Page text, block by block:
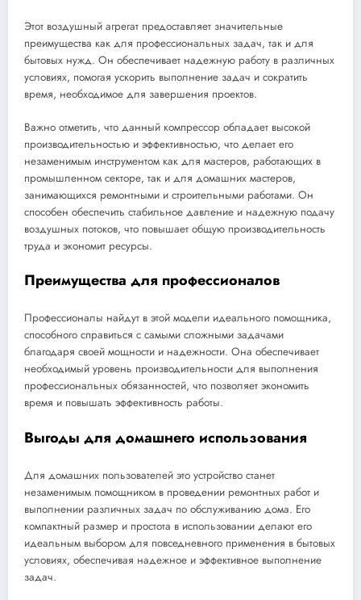
Этот воздушный агрегат предоставляет значительные
преимущества как для профессиональных задач, так и для
бытовых нужд. Он обеспечивает надежную работу в различных
условиях, помогая ускорить выполнение задач и сократить
время, необходимое для завершения проектов.
Важно отметить, что данный компрессор обладает высокой
производительностью и эффективностью, что делает его
незаменимым инструментом как для мастеров, работающих в
промышленном секторе, так и для домашних мастеров,
занимающихся ремонтными и строительными работами. Он
способен обеспечить стабильное давление и надежную подачу
воздушных потоков, что повышает общую производительность
труда и экономит ресурсы.
Преимущества для профессионалов
Профессионалы найдут в этой модели идеального помощника,
способного справиться с самыми сложными задачами
благодаря своей мощности и надежности. Она обеспечивает
необходимый уровень производительности для выполнения
профессиональных обязанностей, что позволяет экономить
время и повышать эффективность работы.
Выгоды для домашнего использования
Для домашних пользователей это устройство станет
незаменимым помощником в проведении ремонтных работ и
выполнении различных задач по обслуживанию дома. Его
компактный размер и простота в использовании делают его
идеальным выбором для повседневного применения в бытовых
условиях, обеспечивая надежное и эффективное выполнение
задач.